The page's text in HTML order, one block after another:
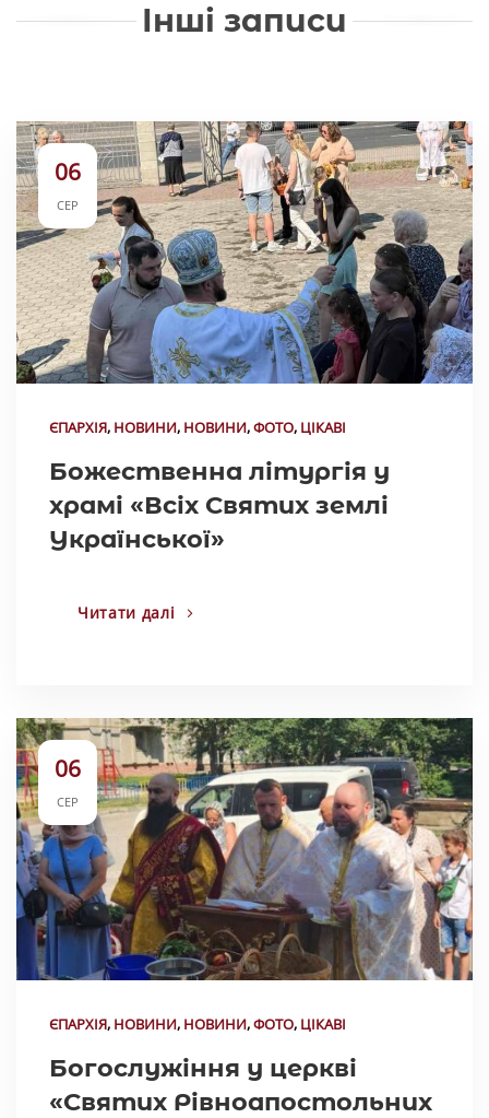
Інші записи
06
СЕР
ЄПАРХІЯ, НОВИНИ, НОВИНИ,ФОТО, ЦІКАВІ
Божественна літургія у
храмі «Всіх Святих землі
Української»
Читати далі
06
СЕР
ЄПАРХІЯ, НОВИНИ, НОВИНИ,ФОТО, ЦІКАВІ
Богослужіння у церкві
«Святих Рівноапостольних